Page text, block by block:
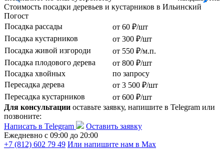
Стоимость посадки деревьев и кустарников в Ильинский
Погост
Посадка рассады
от 60 ₽/шт
Посадка кустарников
от 300 ₽/шт
Посадка живой изгороди
от 550 ₽/м.п.
Посадка плодового дерева
от 800 ₽/шт
Посадка хвойных
по запросу
Пересадка дерева
от 3 500 ₽/шт
Пересадка кустарников
от 600 ₽/шт
Для консультации оставьте заявку, напишите в Telegram или
позвоните:
Написать в Telegram
Оставить заявку
Ежедневно c 09:00 до 20:00
+7 (812) 602 79 49 Или напишите нам в Max